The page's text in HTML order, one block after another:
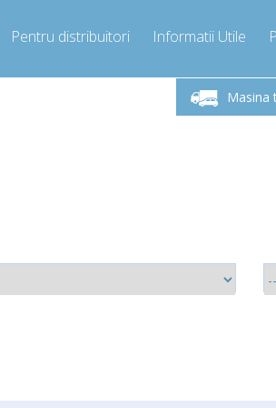
Pentru distribuitori Informatii Utile
Masina
Sunati Acum!
Luni-